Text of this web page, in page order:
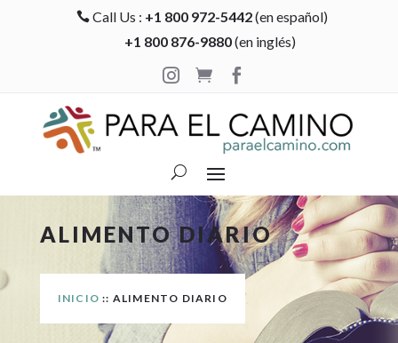
 Call Us : +1 800 972-5442(en español)
+1 800 876-9880(en inglés)

 
ALIMENTO DIARIO
INICIO :: ALIMENTO DIARIO